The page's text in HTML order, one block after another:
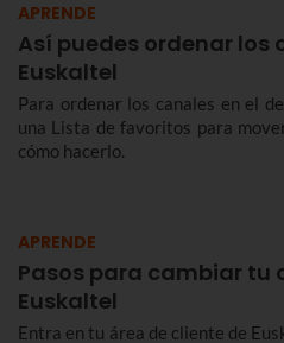
APRENDE
Así puedes ordenar los
Euskaltel
Para ordenar los canales en el
una Lista de favoritos para
cómo hacerlo.
APRENDE
Pasos para cambiar tu
Euskaltel
Entra en tu área de cliente de